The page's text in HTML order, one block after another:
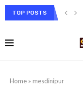
TOP POSTS
Home » mesdinipur